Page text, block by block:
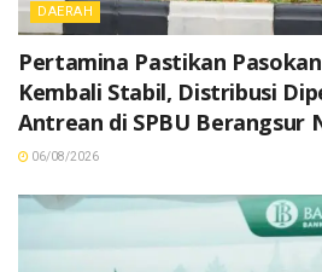
DAERAH
Pertamina Pastikan
Kembali Stabil, Distribusi
Antrean di SPBU Berangsur
06/08/2026